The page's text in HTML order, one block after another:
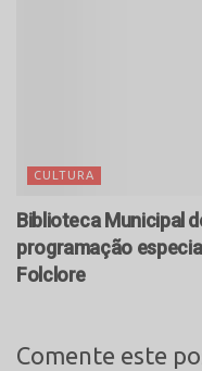
CULTURA
Biblioteca Municipal
programação
Folclore
Comente este